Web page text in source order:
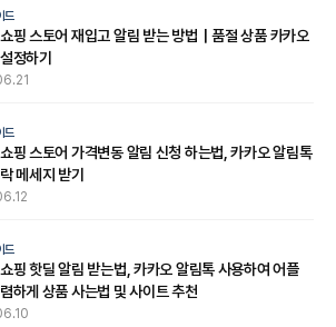
드
핑 스토어 재입고 알림 받는 방법｜품절 상품 카카오
정하기
드
핑 스토어 가격변동 알림 신청 하는법, 카카오 알림톡
메세지 받기
드
핑 핫딜 알림 받는법, 카카오 알림톡 사용하여 어플
하게 상품 사는법 및 사이트 추천